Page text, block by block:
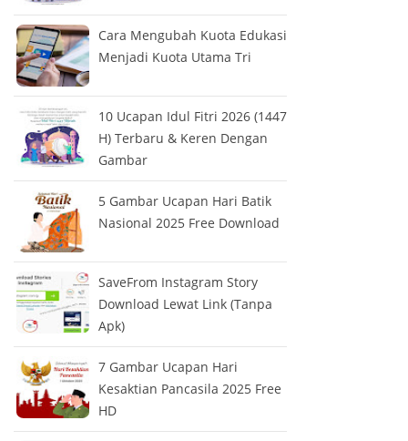
Cara Mengubah Kuota Edukasi
Menjadi Kuota Utama Tri
10 Ucapan Idul Fitri 2026 (1447
H) Terbaru & Keren Dengan
Gambar
5 Gambar Ucapan Hari Batik
Nasional 2025 Free Download
SaveFrom Instagram Story
Download Lewat Link (Tanpa
Apk)
7 Gambar Ucapan Hari
Kesaktian Pancasila 2025 Free
HD